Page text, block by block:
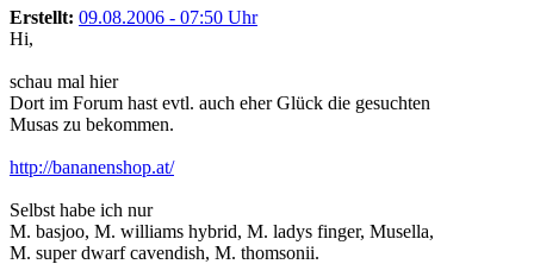
Erstellt: 09.08.2006 - 07:50 Uhr
Hi,
schau mal hier
Dort im Forum hast evtl. auch eher Glück die gesuchten
Musas zu bekommen.
http://bananenshop.at/
Selbst habe ich nur
M. basjoo, M. williams hybrid, M. ladys finger, Musella,
M. super dwarf cavendish, M. thomsonii.